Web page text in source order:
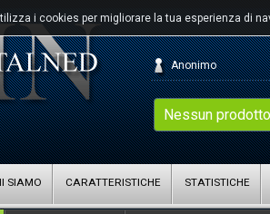
i cookies per migliorare la tua esperienza di
Nessun
Anonimo
SIAMO CARATTERISTICHE STATISTICHE